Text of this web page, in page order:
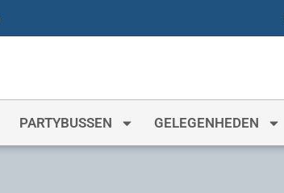
PARTYBUSSEN GELEGENHEDEN